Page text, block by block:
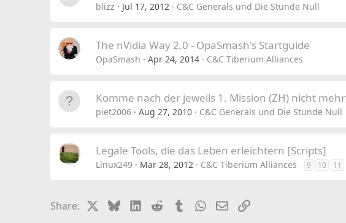
blizz Jul 17, 2012 C&C Generals und Die Stunde Null
The nVidia Way 2.0 - OpaSmash's Startguide
OpaSmash Apr 24, 2014 C&C Tiberium Alliances
Komme nach der jeweils 1. Mission (ZH) nicht
piet2006 Aug 27, 2010 C&C Generals und Die Stunde Null
Legale Tools, die das Leben erleichtern [Scripts]
Linux249 Mar 28, 2012 C&C Tiberium Alliances 9 10 11
Share: BlueskyLinkedIn
Reddit TumblrWhatsApp
EmailLink